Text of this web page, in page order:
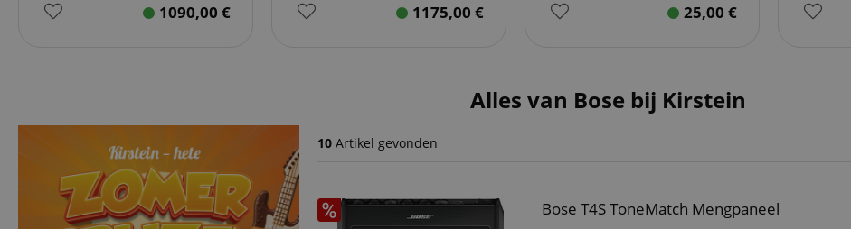
1090,00 € 1175,00 € 25,00 €
Alles van Bose bij Kirstein
10 Artikel gevonden
Bose T4S ToneMatch Mengpaneel